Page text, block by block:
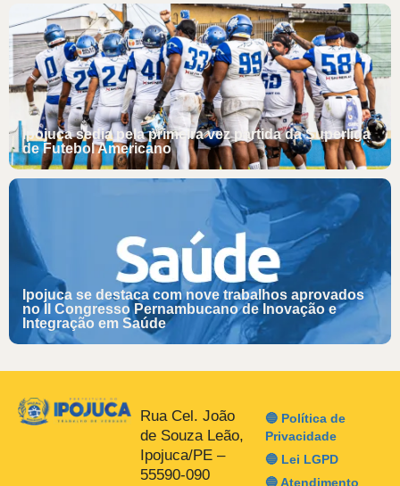
Ipojuca sedia pela primeira vez partida da Superliga
de Futebol Americano
Ipojuca se destaca com nove trabalhos aprovados
no II Congresso Pernambucano de Inovação e
Integração em Saúde
Rua Cel. João
de Souza Leão,
Ipojuca/PE –
55590-090
🔵 Política de
Privacidade
🔵 Lei LGPD
🔵 Atendimento